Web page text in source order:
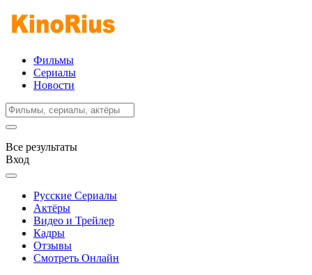
Фильмы
Сериалы
Новости
Все результаты
Вход
Русские Сериалы
Актёры
Видео и Трейлер
Кадры
Отзывы
Смотреть Онлайн